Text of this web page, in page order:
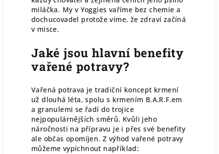
miláčka. My v Yoggies vaříme bez chemie a
dochucovadel protože víme, že zdraví začíná
v misce.
Jaké jsou hlavní benefity
vařené potravy?
Vařená potrava je tradiční koncept krmení
už dlouhá léta, spolu s krmením B.A.R.F.em
a granulemi se řadí do trojice
nejpopulárnějších směrů. Kvůli jeho
náročnosti na přípravu je i přes své benefity
ale občas opomíjen. Z výhod vařené potravy
můžeme vypíchnout například: